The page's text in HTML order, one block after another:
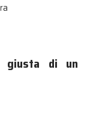
giusta di un